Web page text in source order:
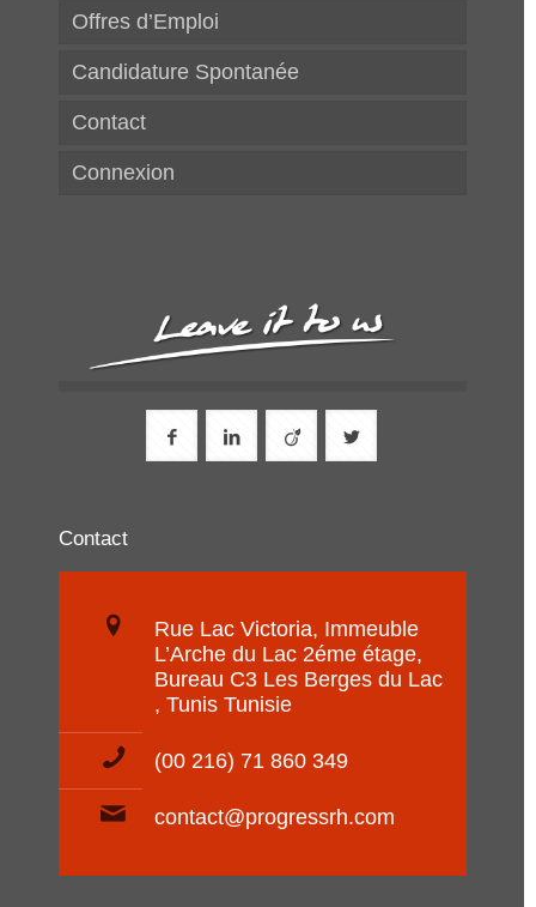
Offres d’Emploi
Candidature Spontanée
Contact
Connexion
Contact
Rue Lac Victoria, Immeuble
L’Arche du Lac 2éme étage,
Bureau C3 Les Berges du Lac
, Tunis Tunisie
(00 216) 71 860 349
contact@progressrh.com